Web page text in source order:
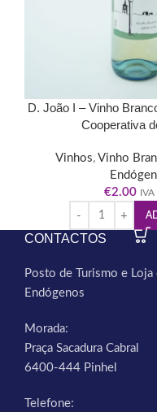
D. João I – Vinho
Cooperativa
Vinhos, Vinho
€2.00 IVA
CONTACTOS
Posto de Turismo e Loja
Endógenos
Morada:
Praça Sacadura Cabral
6400-444 Pinhel
Telefone: